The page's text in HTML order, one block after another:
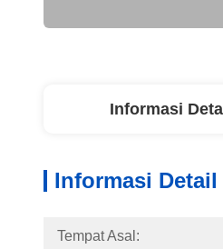
Informasi
Informasi Detail
Tempat Asal: